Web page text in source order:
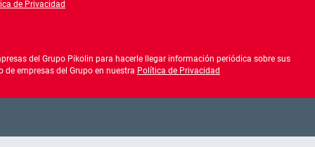
de privacidad
de Privacidad
del Grupo Pikolin para hacerle llegar información periódica sobre sus
empresas del Grupo en nuestra Política de Privacidad